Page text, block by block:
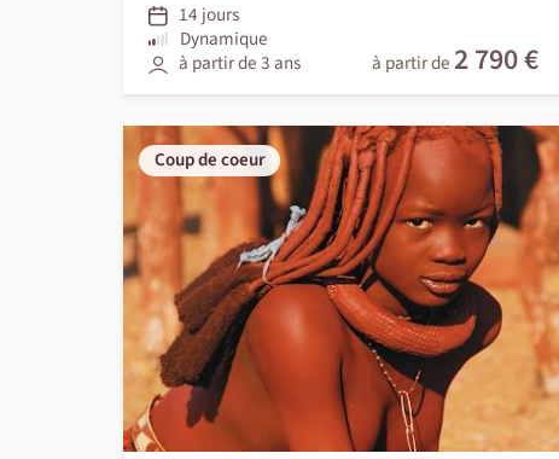
14 jours
Dynamique
à partir de 3 ans
à partir de 2 790 €
Coup de coeur